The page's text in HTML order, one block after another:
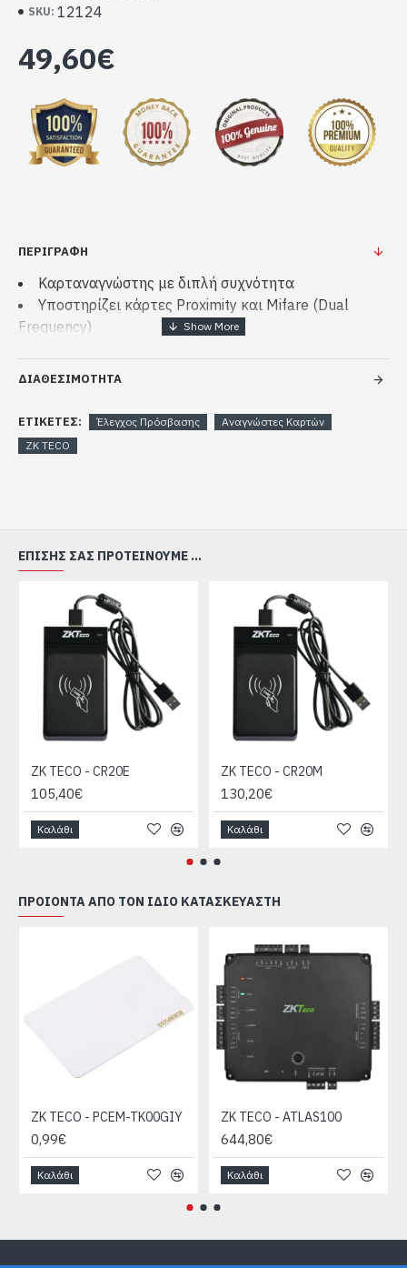
SKU: 12124
49,60€
ΠΕΡΙΓΡΑΦΗ
Καρταναγνώστης με διπλή συχνότητα
Υποστηρίζει κάρτες Proximity και Mifare (Dual
Frequency)
ΔΙΑΘΕΣΙΜΟΤΗΤΑ
ΕΤΙΚΈΤΕΣ: Έλεγχος Πρόσβασης
Αναγνώστες Καρτών
ZK TECO
ΕΠΊΣΗΣ ΣΑΣ ΠΡΟΤΕΊΝΟΥΜΕ ...
ZK TECO - CR20E
105,40€
Καλάθι
ZK TECO - CR20M
130,20€
Καλάθι
ΠΡΟΙΌΝΤΑ ΑΠΌ ΤΟΝ ΊΔΙΟ ΚΑΤΑΣΚΕΥΑΣΤΉ
ZK TECO - PCEM-TK00GIY
0,99€
Καλάθι
ZK TECO - ATLAS100
644,80€
Καλάθι